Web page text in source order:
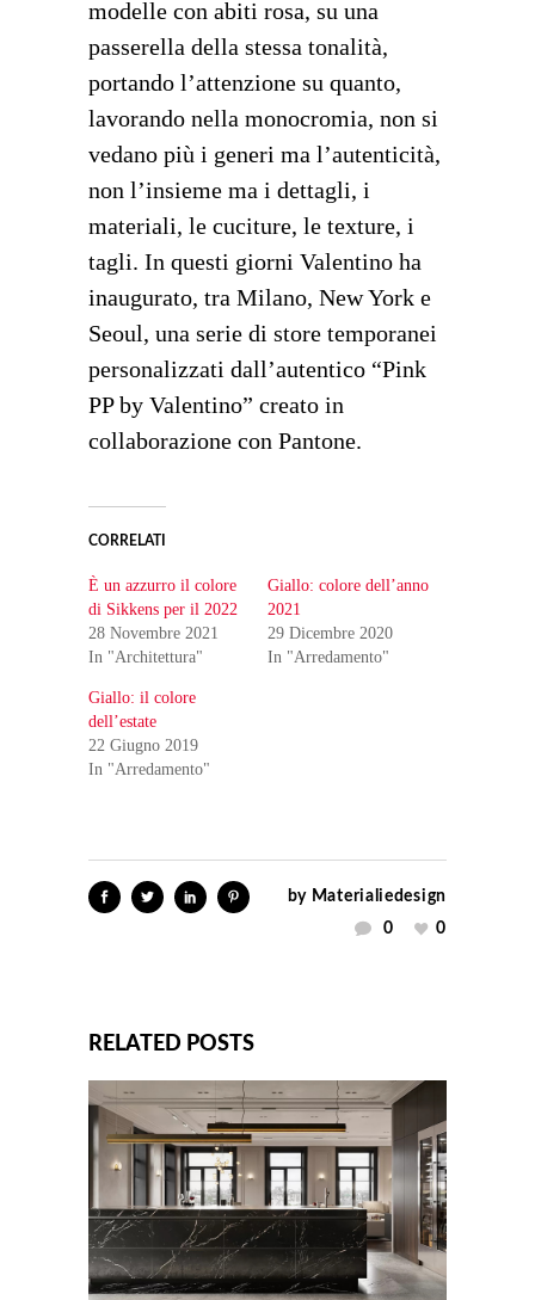
modelle con abiti rosa, su una
passerella della stessa tonalità,
portando l’attenzione su quanto,
lavorando nella monocromia, non si
vedano più i generi ma l’autenticità,
non l’insieme ma i dettagli, i
materiali, le cuciture, le texture, i
tagli. In questi giorni Valentino ha
inaugurato, tra Milano, New York e
Seoul, una serie di store temporanei
personalizzati dall’autentico “Pink
PP by Valentino” creato in
collaborazione con Pantone.
CORRELATI
È un azzurro il colore
di Sikkens per il 2022
28 Novembre 2021
In "Architettura"
Giallo: colore dell’anno
2021
29 Dicembre 2020
In "Arredamento"
Giallo: il colore
dell’estate
22 Giugno 2019
In "Arredamento"
by Materialiedesign
0
0
RELATED POSTS